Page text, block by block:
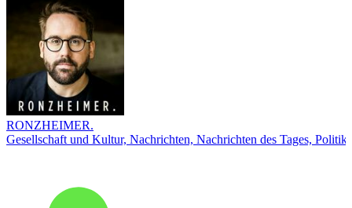
RONZHEIMER.
Gesellschaft und Kultur, Nachrichten, Nachrichten des Tages, Politik